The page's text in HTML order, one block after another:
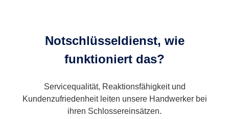
Notschlüsseldienst, wie
funktioniert das?
Servicequalität, Reaktionsfähigkeit und
Kundenzufriedenheit leiten unsere Handwerker bei
ihren Schlossereinsätzen.